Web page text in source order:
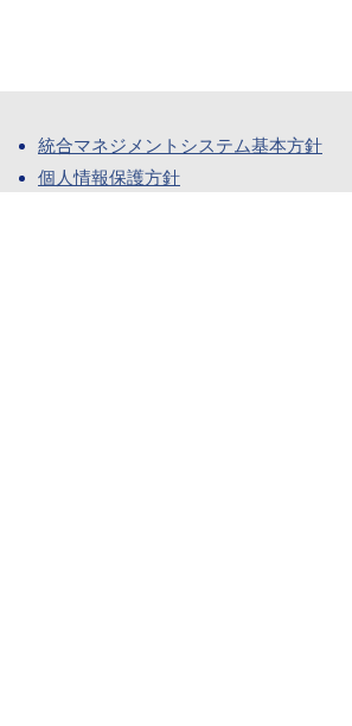
統合マネジメントシステム基本方針
個人情報保護方針